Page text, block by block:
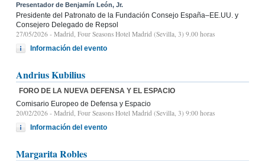
Presentador de Benjamín León, Jr.
Presidente del Patronato de la Fundación Consejo España–EE.UU. y
Consejero Delegado de Repsol
27/05/2026 - Madrid, Four Seasons Hotel Madrid (Sevilla, 3) 9.00 horas
Información del evento
Andrius Kubilius
FORO DE LA NUEVA DEFENSA Y EL ESPACIO
Comisario Europeo de Defensa y Espacio
20/02/2026 - Madrid, Four Seasons Hotel Madrid (Sevilla, 3) 9:00 horas
Información del evento
Margarita Robles